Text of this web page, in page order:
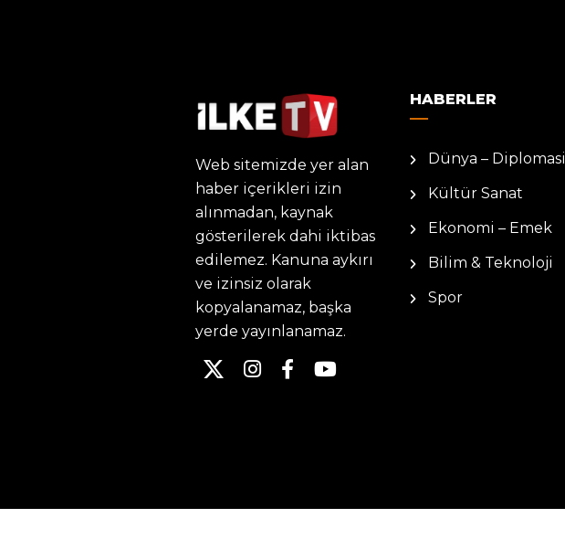
Web sitemizde yer alan
haber içerikleri izin
alınmadan, kaynak
gösterilerek dahi iktibas
edilemez. Kanuna aykırı
ve izinsiz olarak
kopyalanamaz, başka
yerde yayınlanamaz.
HABERLER
Dünya – Diplomasi
Kültür Sanat
Ekonomi – Emek
Bilim & Teknoloji
Spor